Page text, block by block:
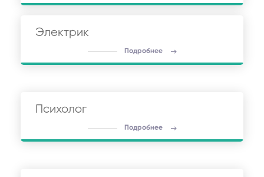
Электрик
Подробнее
Психолог
Подробнее